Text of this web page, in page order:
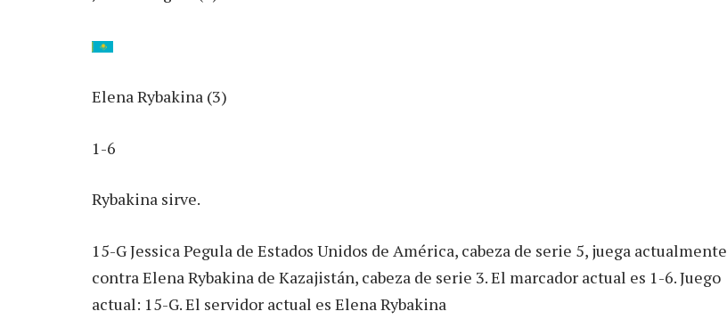
Elena Rybakina (3)
1-6
Rybakina sirve.
15-G Jessica Pegula de Estados Unidos de América, cabeza de serie 5, juega actualmente
contra Elena Rybakina de Kazajistán, cabeza de serie 3. El marcador actual es 1-6. Juego
actual: 15-G. El servidor actual es Elena Rybakina